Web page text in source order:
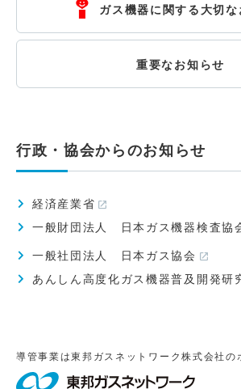
ガス機器に関する大切な
重要なお知らせ
行政・協会からのお知らせ
経済産業省
一般財団法人 日本ガス機器検査協
一般社団法人 日本ガス協会
あんしん高度化ガス機器普及開発研
導管事業は東邦ガスネットワーク株式会社の